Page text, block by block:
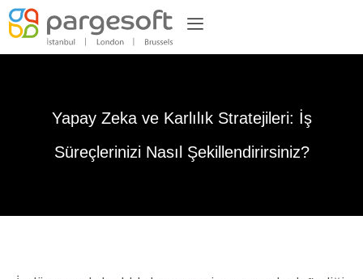
Yapay Zeka ve Karlılık Stratejileri: İş
Süreçlerinizi Nasıl Şekillendirirsiniz?